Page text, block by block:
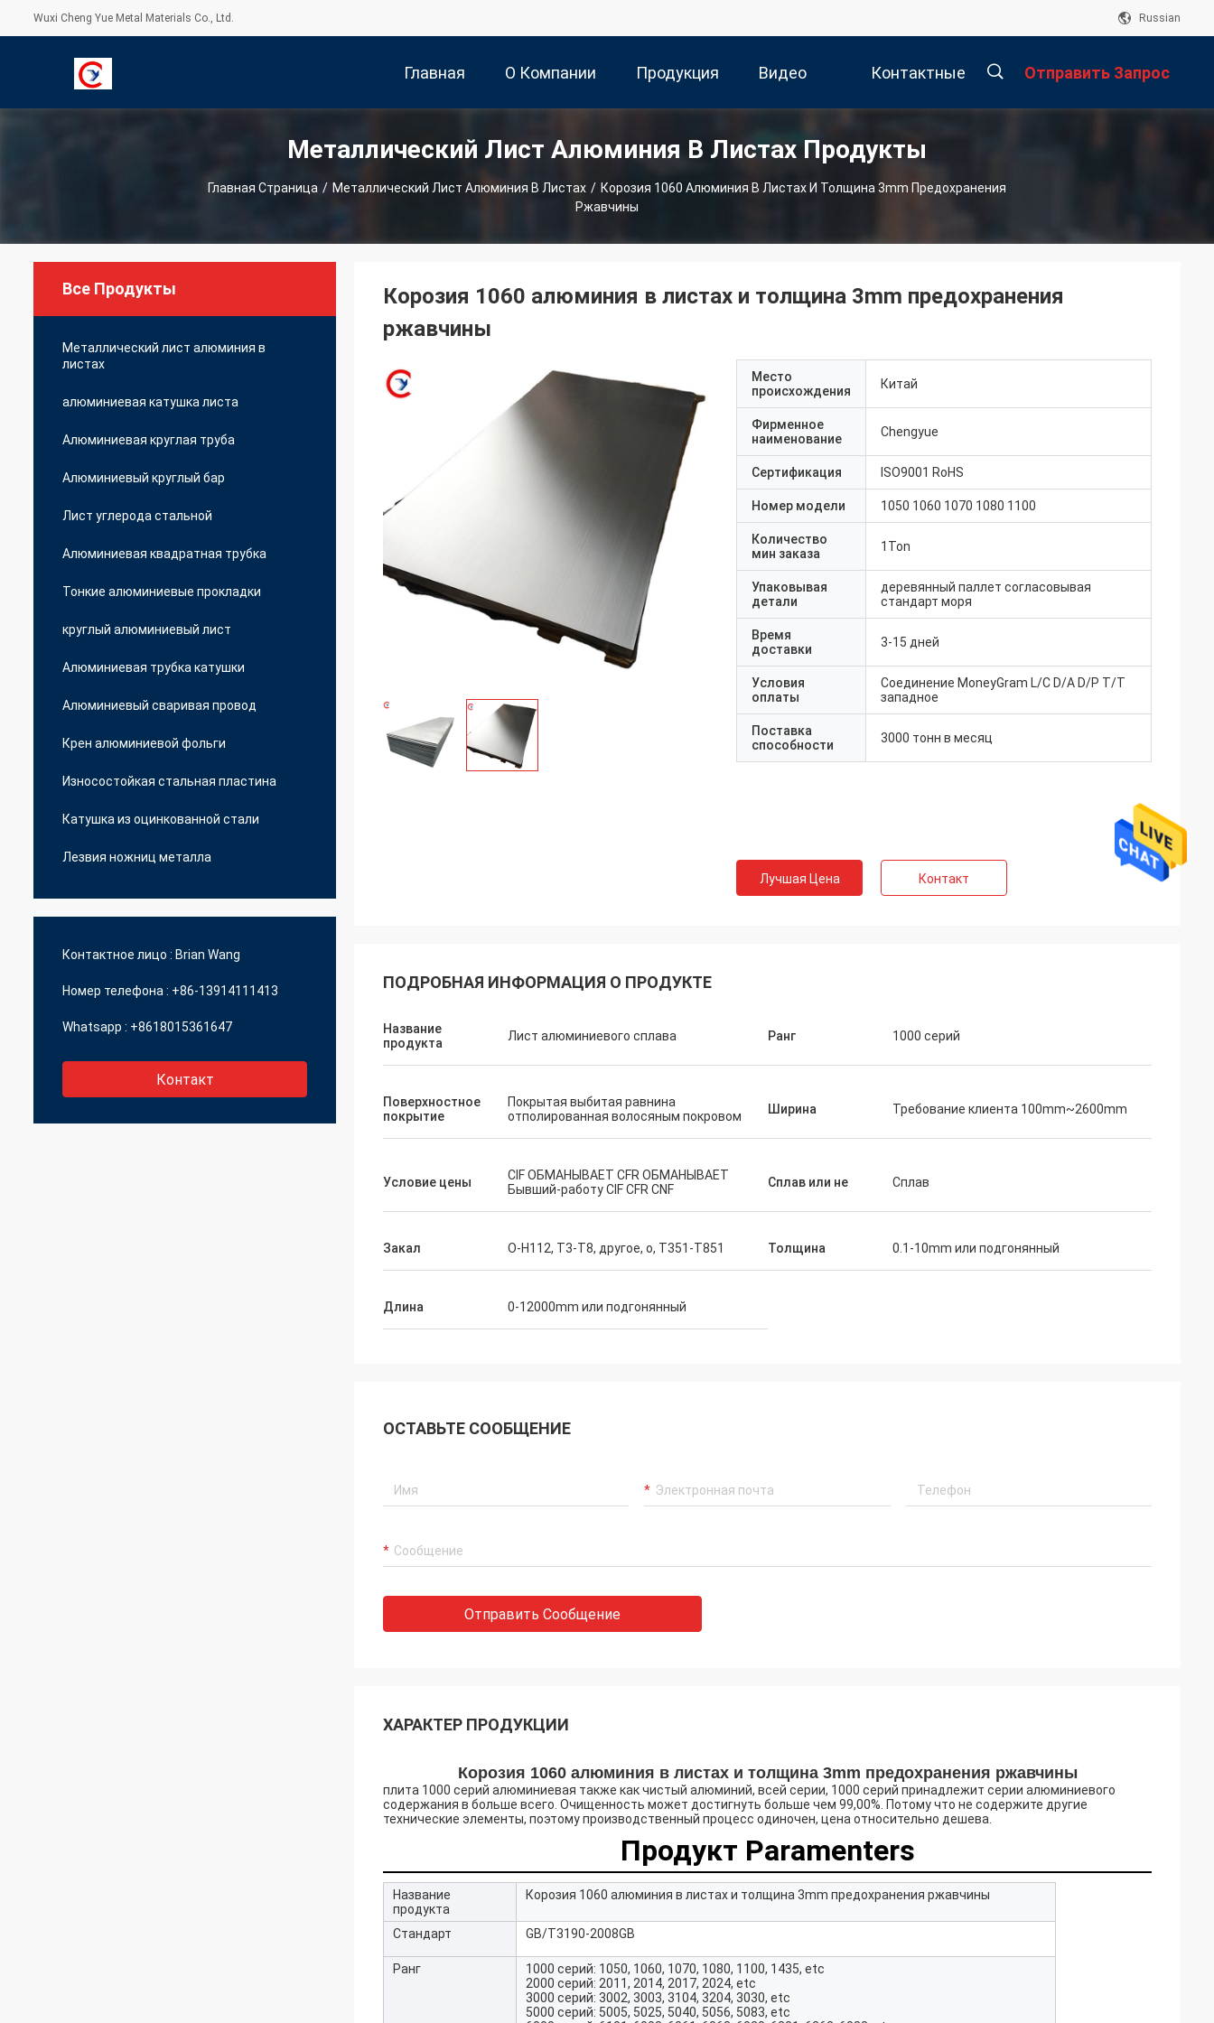
Wuxi Cheng Yue Metal Materials Co., Ltd. Russian
Главная
Страница
О Компании Продукция Видео Контактные
Данные
Отправить Запрос
Металлический Лист Алюминия В Листах Продукты
Главная Страница / Металлический Лист Алюминия В Листах / Корозия 1060 Алюминия В Листах И Толщина 3mm Предохранения
Ржавчины
Все Продукты
Металлический лист алюминия в
листах
алюминиевая катушка листа
Алюминиевая круглая труба
Алюминиевый круглый бар
Лист углерода стальной
Алюминиевая квадратная трубка
Тонкие алюминиевые прокладки
круглый алюминиевый лист
Алюминиевая трубка катушки
Алюминиевый сваривая провод
Крен алюминиевой фольги
Износостойкая стальная пластина
Катушка из оцинкованной стали
Лезвия ножниц металла
Контактное лицо : Brian Wang
Номер телефона : +86-13914111413
Whatsapp : +8618015361647
Контакт
Корозия 1060 алюминия в листах и толщина 3mm предохранения
ржавчины
Место
происхождения
Китай
Фирменное
наименование
Chengyue
Сертификация ISO9001 RoHS
Номер модели 1050 1060 1070 1080 1100
Количество
мин заказа
1Ton
Упаковывая
детали
деревянный паллет согласовывая
стандарт моря
Время
доставки
3-15 дней
Условия
оплаты
Соединение MoneyGram L/C D/A D/P T/T
западное
Поставка
способности
3000 тонн в месяц
Лучшая Цена Контакт
ПОДРОБНАЯ ИНФОРМАЦИЯ О ПРОДУКТЕ
Название
продукта
Лист алюминиевого сплава Ранг 1000 серий
Поверхностное
покрытие
Покрытая выбитая равнина
отполированная волосяным покровом
Ширина Требование клиента 100mm~2600mm
Условие цены
CIF ОБМАНЫВАЕТ CFR ОБМАНЫВАЕТ
Бывший-работу CIF CFR CNF
Сплав или не Сплав
Закал O-H112, T3-T8, другое, o, T351-T851 Толщина 0.1-10mm или подгонянный
Длина 0-12000mm или подгонянный
ОСТАВЬТЕ СООБЩЕНИЕ
Отправить Сообщение
ХАРАКТЕР ПРОДУКЦИИ
Корозия 1060 алюминия в листах и толщина 3mm предохранения ржавчины
плита 1000 серий алюминиевая также как чистый алюминий, всей серии, 1000 серий принадлежит серии алюминиевого
содержания в больше всего. Очищенность может достигнуть больше чем 99,00%. Потому что не содержите другие
технические элементы, поэтому производственный процесс одиночен, цена относительно дешева.
Продукт Paramenters
Название
продукта
Корозия 1060 алюминия в листах и толщина 3mm предохранения ржавчины
Стандарт GB/T3190-2008GB
Ранг
1000 серий: 1050, 1060, 1070, 1080, 1100, 1435, etc
2000 серий: 2011, 2014, 2017, 2024, etc
3000 серий: 3002, 3003, 3104, 3204, 3030, etc
5000 серий: 5005, 5025, 5040, 5056, 5083, etc